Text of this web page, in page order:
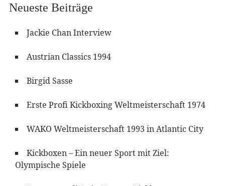
Neueste Beiträge
Jackie Chan Interview
Austrian Classics 1994
Birgid Sasse
Erste Profi Kickboxing Weltmeisterschaft 1974
WAKO Weltmeisterschaft 1993 in Atlantic City
Kickboxen – Ein neuer Sport mit Ziel:
Olympische Spiele